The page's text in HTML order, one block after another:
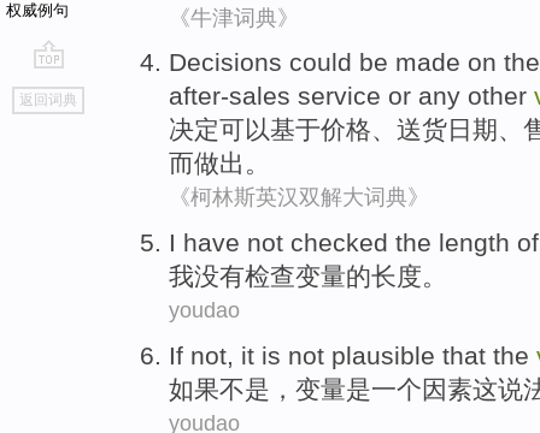
权威例句
go
top
返回词典
《牛津词典》
Decisions could be made on
after-sales service or any other
决定可以基于价格、 送货日期、
而做出 。
《柯林斯英汉双解大词典》
I have not checked the length of
我没有检查变量的长度。
youdao
If not, it is not plausible that the
如果不是 ， 变量是一个因素这说
youdao